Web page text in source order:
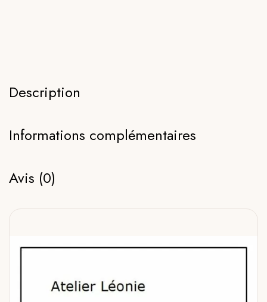
Description
Informations complémentaires
Avis (0)